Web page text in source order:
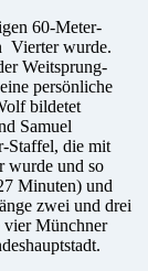
60-Meter-
Vierter wurde.
Weitsprung-
persönliche
bildetet
Samuel
Staffel, die mit
wurde und so
Minuten) und
zwei und drei
Münchner